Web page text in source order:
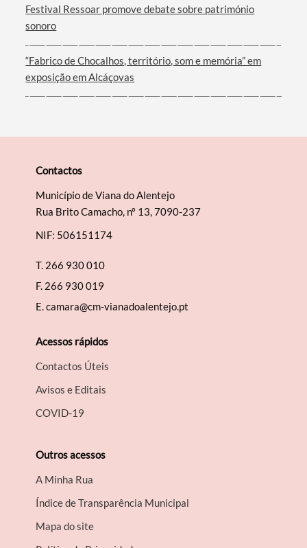
Festival Ressoar promove debate sobre património
sonoro
“Fabrico de Chocalhos, território, som e memória” em
exposição em Alcáçovas
Contactos
Município de Viana do Alentejo
Rua Brito Camacho, nº 13, 7090-237
NIF: 506151174
T. 266 930 010
F. 266 930 019
E.camara@cm-vianadoalentejo.pt
Acessos rápidos
Contactos Úteis
Avisos e Editais
COVID-19
Outros acessos
A Minha Rua
Índice de Transparência Municipal
Mapa do site